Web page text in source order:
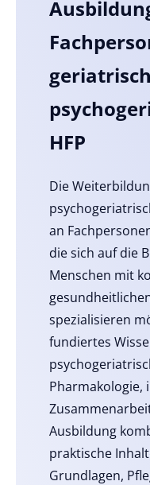
HFP
Die
an
die sich auf die
Menschen mit
spezialisieren
fundiertes
Ausbildung
praktische
Grundlagen,